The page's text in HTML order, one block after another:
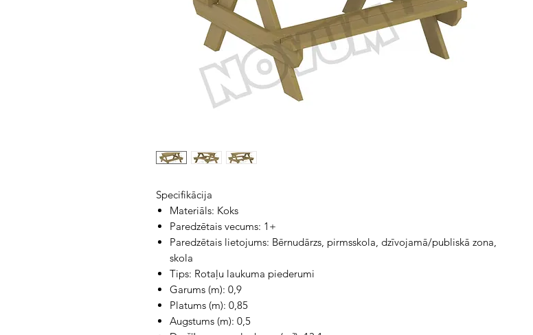
Specifikācija
Materiāls: Koks
Paredzētais vecums: 1+
Paredzētais lietojums: Bērnudārzs, pirmsskola, dzīvojamā/publiskā zona,
skola
Tips: Rotaļu laukuma piederumi
Garums (m): 0,9
Platums (m): 0,85
Augstums (m): 0,5